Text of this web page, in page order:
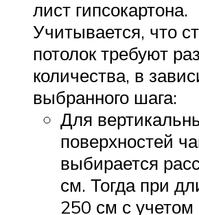
лист гипсокартона.
Учитывается, что
потолок требуют
количества, в
выбранного шага:
Для
поверхностей
выбирается
см. Тогда при
250 см с учетом